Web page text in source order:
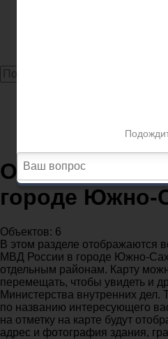
Отделения полиции МВД
Отделения
городе Южно-
Объектов: 6
В этом разделе отображаются
МВД России в городе Южно-
отдельным районам. Карту
перемещать, чтобы увидеть и
Министерства внутренних дел.
по названию интересующего
на отметку на карте будут
адрес и фотография здания,